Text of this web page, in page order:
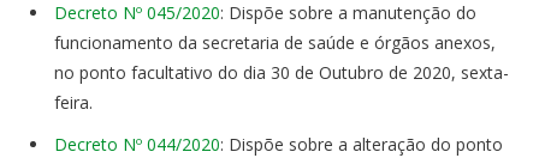
Decreto Nº 045/2020: Dispõe sobre a manutenção do
funcionamento da secretaria de saúde e órgãos anexos,
no ponto facultativo do dia 30 de Outubro de 2020, sexta-
feira.
Decreto Nº 044/2020: Dispõe sobre a alteração do ponto